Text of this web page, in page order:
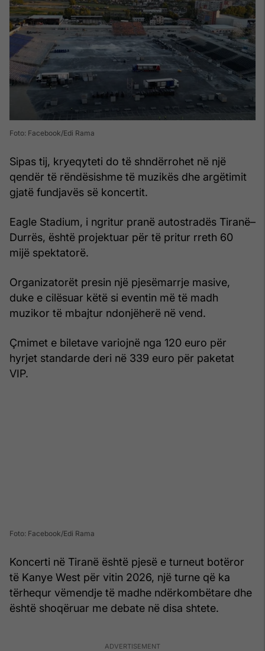
Foto: Facebook/Edi Rama
Sipas tij, kryeqyteti do të shndërrohet në një
qendër të rëndësishme të muzikës dhe argëtimit
gjatë fundjavës së koncertit.
Eagle Stadium, i ngritur pranë autostradës Tiranë–
Durrës, është projektuar për të pritur rreth 60
mijë spektatorë.
Organizatorët presin një pjesëmarrje masive,
duke e cilësuar këtë si eventin më të madh
muzikor të mbajtur ndonjëherë në vend.
Çmimet e biletave variojnë nga 120 euro për
hyrjet standarde deri në 339 euro për paketat
VIP.
Foto: Facebook/Edi Rama
Koncerti në Tiranë është pjesë e turneut botëror
të Kanye West për vitin 2026, një turne që ka
tërhequr vëmendje të madhe ndërkombëtare dhe
është shoqëruar me debate në disa shtete.